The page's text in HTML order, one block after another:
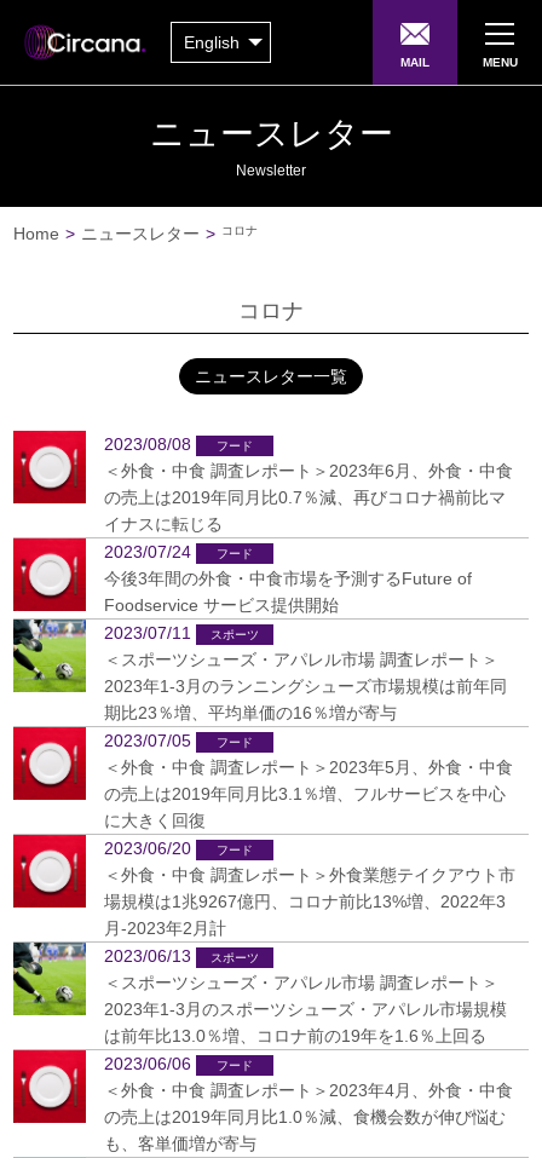
English
MAIL MENU
ニュースレター
Newsletter
Home > ニュースレター > コロナ
コロナ
ニュースレター一覧
2023/08/08
＜外食・中食 調査レポート＞2023年6月、外食・中食
の売上は2019年同月比0.7％減、再びコロナ禍前比マ
イナスに転じる
2023/07/24
今後3年間の外食・中食市場を予測するFuture of
Foodservice サービス提供開始
2023/07/11
＜スポーツシューズ・アパレル市場 調査レポート＞
2023年1-3月のランニングシューズ市場規模は前年同
期比23％増、平均単価の16％増が寄与
2023/07/05
＜外食・中食 調査レポート＞2023年5月、外食・中食
の売上は2019年同月比3.1％増、フルサービスを中心
に大きく回復
2023/06/20
＜外食・中食 調査レポート＞外食業態テイクアウト市
場規模は1兆9267億円、コロナ前比13%増、2022年3
月-2023年2月計
2023/06/13
＜スポーツシューズ・アパレル市場 調査レポート＞
2023年1-3月のスポーツシューズ・アパレル市場規模
は前年比13.0％増、コロナ前の19年を1.6％上回る
2023/06/06
＜外食・中食 調査レポート＞2023年4月、外食・中食
の売上は2019年同月比1.0％減、食機会数が伸び悩む
も、客単価増が寄与